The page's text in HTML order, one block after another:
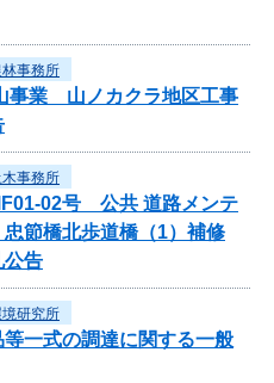
事務所
事業 山ノカクラ地区工事
事務所
02号 公共 道路メンテ
節橋北歩道橋（1）補修
公告
研究所
一式の調達に関する一般